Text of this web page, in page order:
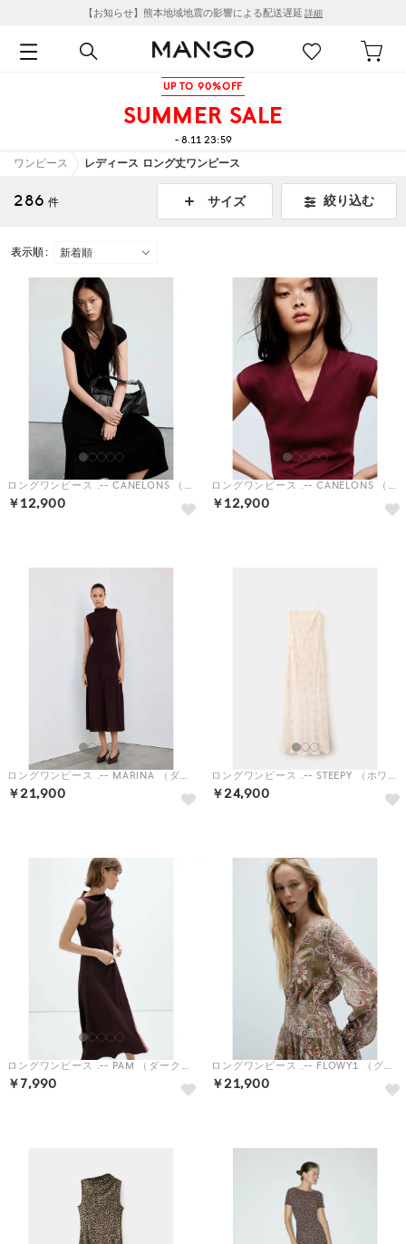
【お知らせ】熊本地域地震の影響による配送遅延 詳細
UP TO 90%OFF
SUMMER SALE
- 8.11 23:59
ワンピース
レディース ロング丈ワンピース
286 件 サイズ 絞り込む
表示順 :
ロングワンピース .-- CANELONS （ブラック）
￥12,900
ロングワンピース .-- CANELONS （ミディアムレッド）
￥12,900
ロングワンピース .-- MARINA （ダークレッド）
￥21,900
ロングワンピース .-- STEEPY （ホワイト）
￥24,900
ロングワンピース .-- PAM （ダークレッド）
￥7,990
ロングワンピース .-- FLOWY1 （グリーン）
￥21,900